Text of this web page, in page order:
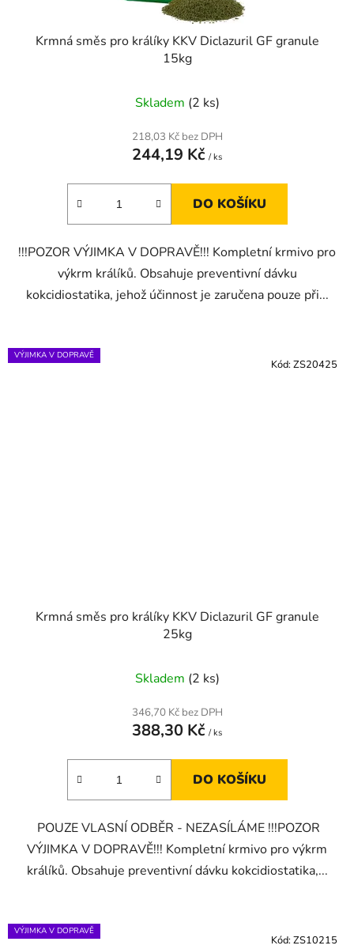
Krmná směs pro králíky KKV Diclazuril GF granule
15kg
Skladem (2 ks)
218,03 Kč bez DPH
244,19 Kč / ks
DO KOŠÍKU
!!!POZOR VÝJIMKA V DOPRAVĚ!!! Kompletní krmivo pro
výkrm králíků. Obsahuje preventivní dávku
kokcidiostatika, jehož účinnost je zaručena pouze při...
VÝJIMKA V DOPRAVĚ
Krmná směs pro králíky KKV Diclazuril GF granule
25kg
Skladem (2 ks)
346,70 Kč bez DPH
388,30 Kč / ks
DO KOŠÍKU
POUZE VLASNÍ ODBĚR - NEZASÍLÁME !!!POZOR
VÝJIMKA V DOPRAVĚ!!! Kompletní krmivo pro výkrm
králíků. Obsahuje preventivní dávku kokcidiostatika,...
Kód: ZS20425
VÝJIMKA V DOPRAVĚ
Kód: ZS10215